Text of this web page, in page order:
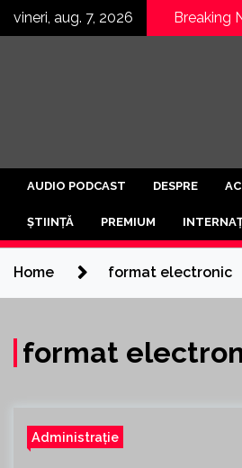
Skipvineri, aug. 7, 2026 Breaking
a treia
de
Noaptea
satele
de Jos și
AUDIO PODCAST DESPRE
ȘTIINȚĂ PREMIUM
Home format electronic
format
Administrație